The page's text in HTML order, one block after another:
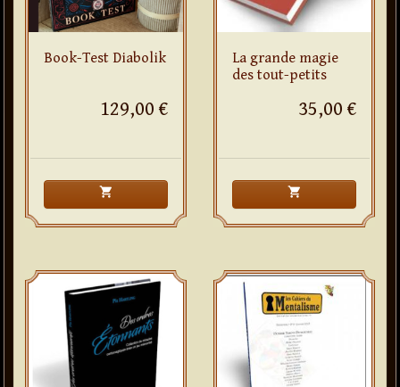
Book-Test Diabolik
129,00 €
shopping_cart
La grande magie
des tout-petits
35,00 €
shopping_cart